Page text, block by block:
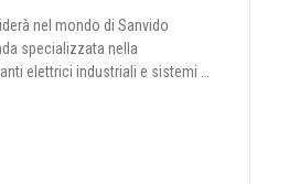
nel mondo di Sanvido
specializzata nella
elettrici industriali e sistemi …